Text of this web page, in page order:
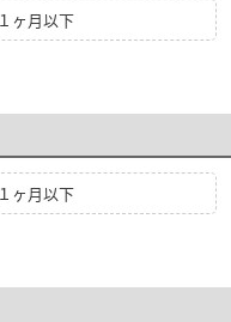
１ヶ月以下
１ヶ月以下